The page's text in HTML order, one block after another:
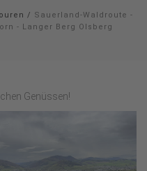
/ Sauerland-Waldroute -
- Langer Berg Olsberg
Genüssen!